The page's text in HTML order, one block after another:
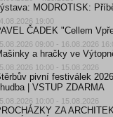
MODROTISK:
19:00
ČADEK "Cellem
09:00 - 16.08.2026
a hračky ve
10:00 - 15.08.2026
pivní festiválek
| hudba | VSTUP ZDARMA
10:00 - 15.08.2026
ZA